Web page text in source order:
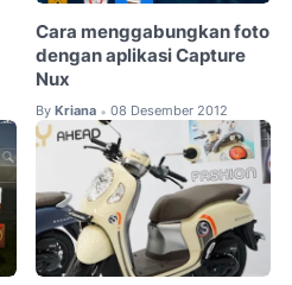
Cara menggabungkan foto
dengan aplikasi Capture
Nux
By Kriana • 08 Desember 2012